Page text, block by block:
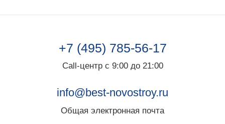
+7 (495) 785-56-17
Call-центр с 9:00 до 21:00
info@best-novostroy.ru
Общая электронная почта